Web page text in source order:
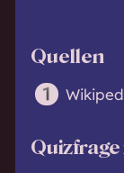
Quellen
Quizfrage